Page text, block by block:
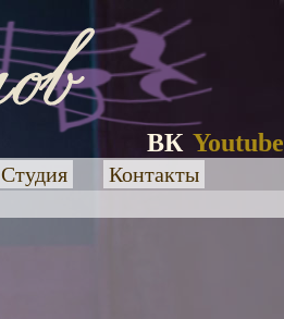
ВК Youtube
Студия Контакты